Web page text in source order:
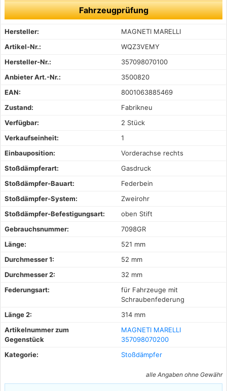
Fahrzeugprüfung
Hersteller:
MAGNETI MARELLI
Artikel-Nr.:
WQZ3VEMY
Hersteller-Nr.:
357098070100
Anbieter Art.-Nr.:
3500820
EAN:
8001063885469
Zustand:
Fabrikneu
Verfügbar:
2 Stück
Verkaufseinheit:
1
Einbauposition:
Vorderachse rechts
Stoßdämpferart:
Gasdruck
Stoßdämpfer-Bauart:
Federbein
Stoßdämpfer-System:
Zweirohr
Stoßdämpfer-Befestigungsart:
oben Stift
Gebrauchsnummer:
7098GR
Länge:
521 mm
Durchmesser 1:
52 mm
Durchmesser 2:
32 mm
Federungsart:
für Fahrzeuge mit
Schraubenfederung
Länge 2:
314 mm
Artikelnummer zum
Gegenstück
MAGNETI MARELLI
357098070200
Kategorie:
Stoßdämpfer
alle Angaben ohne Gewähr